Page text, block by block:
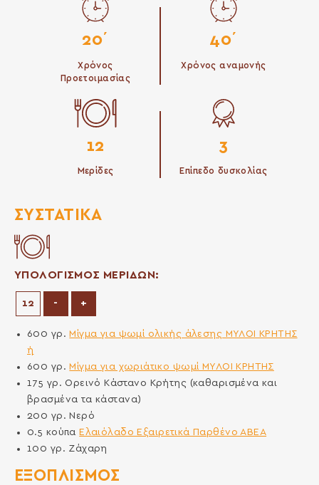
20΄
Χρόνος
Προετοιμασίας
40΄
Χρόνος αναμονής
12
Μερίδες
3
Επίπεδο δυσκολίας
ΣΥΣΤΑΤΙΚΆ
ΥΠΟΛΟΓΙΣΜΟΣ ΜΕΡΙΔΩΝ:
- Μείωση μερίδων
+Αύξηση μερίδων
600 γρ.Μίγμα για ψωμί ολικής άλεσης ΜΥΛΟΙ ΚΡΗΤΗΣ
ή
600 γρ.Μίγμα για χωριάτικο ψωμί ΜΥΛΟΙ ΚΡΗΤΗΣ
175 γρ. Ορεινό Κάστανο Κρήτης (καθαρισμένα και
βρασμένα τα κάστανα)
200 γρ.Νερό
0.5 κούπαΕλαιόλαδο Εξαιρετικά Παρθένο ΑΒΕΑ
100 γρ. Ζάχαρη
ΕΞΟΠΛΙΣΜΌΣ